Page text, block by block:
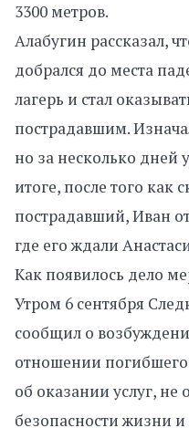
3300 метров.
Алабугин рассказал,
добрался до места
лагерь и стал
пострадавшим.
но за несколько дней
итоге, после того как
пострадавший, Иван
где его ждали
Как появилось дело
Утром 6 сентября
сообщил о
отношении
об оказании услуг,
безопасности жизни